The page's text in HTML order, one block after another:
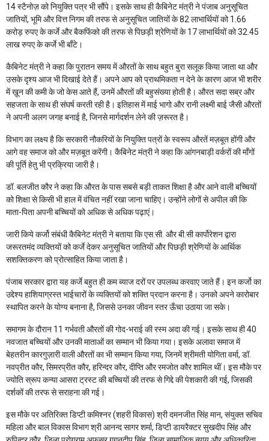
14 स्टैनोज़ को नियुक्ति पत्र भी सौंपे। इसके साथ ही कैबिनेट मंत्री ने पंजाब अनुसूचित
जातियों, भूमि और वित्त निगम की तरफ से अनुसूचित जातियों के 82 लाभार्थियों को 1.66
करोड़ रुपए के कर्जे और बैकफिंको की तरफ से पिछड़ी श्रेणियों के 17 लाभार्थियों को 32.45
लाख रुपए के कर्जे भी बाँटे।
कैबिनेट मंत्री ने कहा कि पुरातन समय में औरतों के साथ बहुत बुरा सलूक किया जाता था और
उसके दृश्य आज भी दिखाई देते हैं। अपने आप को प्राथमिकता न देने के कारण आज भी शरीर
में ख़ून की कमी के जो केस आते हैं, उनमें औरतों की बहुसंख्या होती है। औरत सदा सब्र और
सहजता के साथ ही संघर्ष करती रही है। इतिहास में माई भागो और रानी लक्ष्मी बाई जैसी औरतों
ने अपनी अलग जगह बनाई है, जिनसे मार्गदर्शन लेने की ज़रूरत है।
विभाग का लक्ष्य है कि सरकारी नौकरियों के नियुक्ति पत्रों के स्वरूप औरतें मज़बूत होंगी और
आगे वह समाज को और मज़बूत करेंगी। कैबिनेट मंत्री ने कहा कि आंगनबाड़ी वर्करों की माँगों
की पूर्ति हेतु भी प्रक्रिया जारी है।
डॉ. बलजीत कौर ने कहा कि औरत के पास सबसे बड़ी ताकत शिक्षा है और आने वाली बच्चियों
को शिक्षा से किसी भी हाल में वंचित नहीं रखा जाना चाहिए। उन्होंने लोगों से अपील की कि
माता-पिता अपनी बच्चियों को अधिक से अधिक पढ़ाएं।
जारी किये कर्जो संबंधी कैबिनेट मंत्री ने बताया कि एस.सी. और बी.सी कार्पोरेशन द्वारा
जरूरतमंद व्यक्तियों को कर्जे देकर अनुसूचित जातियों और पिछड़ी श्रेणियों के आर्थिक
सशक्तिकरण को प्रोत्साहित किया जाता है।
पंजाब सरकार द्वारा यह कर्जे बहुत ही कम ब्याज दरों पर उपलब्ध करवाए जाते हैं। इन कर्जो का
उद्देश्य हाशियाग्रस्त भाईचारों के व्यक्तियों को शक्ति प्रदान करना है। उनको अपने कारोबार
स्थापित करने के योग्य बनाना है, जिससे उनका जीवन स्तर ऊँचा उठाया जा सके।
समागम के दौरान 11 गर्भवती औरतों की गोद-भराई की रस्म अदा की गई। इसके साथ ही 40
नवजात बच्चियों और उनकी माताओं का सम्मान भी किया गया। इसके अलावा समाज में
बेहतरीन कारगुज़ारी वाली औरतों का भी सम्मान किया गया, जिनमें श्रीमती योगिता वर्मा, डॉ.
नवप्रीत कौर, सिमरप्रीत कौर, हरिन्दर कौर, दीप्ति और रमजोत कौर शामिल थीं। इस मौके पर
ज्योति स्रूप कन्या आसरा ट्रस्ट की बच्चियों की तरफ से गिद्दे की पेशकारी की गई, जिसकी
दर्शकों की तरफ से सराहना की गई।
इस मौके पर अतिरिक्त डिप्टी कमिश्नर (शहरी विकास) श्री दमनजीत सिंह मान, संयुक्त सचिव
महिला और बाल विकास विभाग श्री आनन्द सागर शर्मा, डिप्टी डायरैक्टर सुखदीप सिंह और